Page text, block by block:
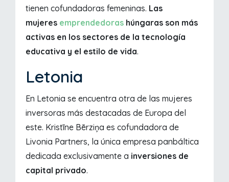
tienen cofundadoras femeninas. Las
mujeres emprendedoras húngaras son más
activas en los sectores de la tecnología
educativa y el estilo de vida.
Letonia
En Letonia se encuentra otra de las mujeres
inversoras más destacadas de Europa del
este. Kristīne Bērziņa es cofundadora de
Livonia Partners, la única empresa panbáltica
dedicada exclusivamente a inversiones de
capital privado.